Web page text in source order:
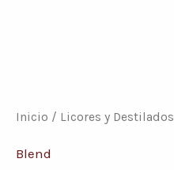
Inicio / Licores y Destilados
Blend